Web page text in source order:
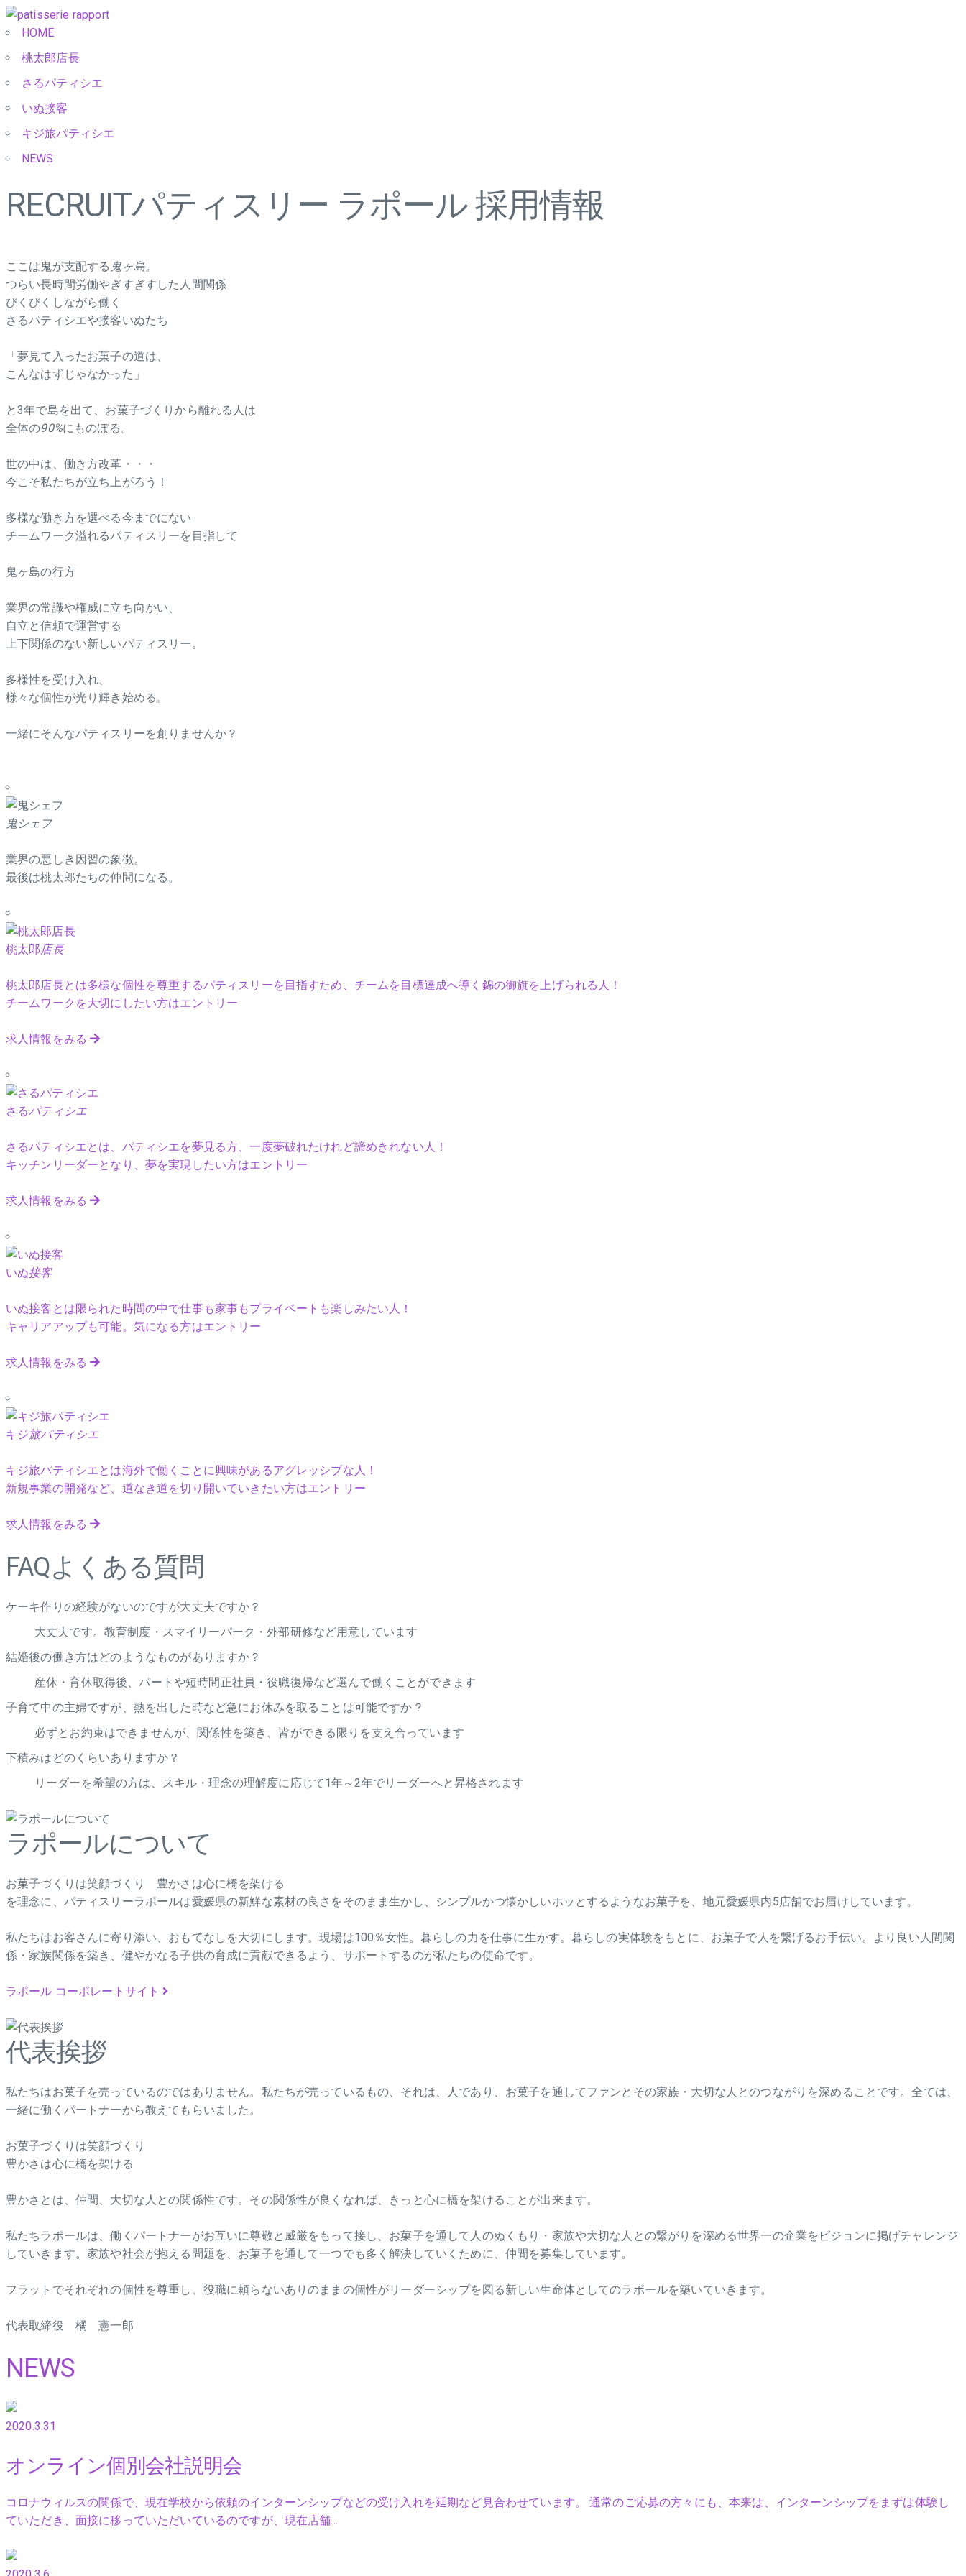
HOME
桃太郎店長
さるパティシエ
いぬ接客
キジ旅パティシエ
NEWS
RECRUITパティスリー ラポール 採用情報
ここは鬼が支配する 鬼ヶ島。
つらい長時間労働やぎすぎすした人間関係
びくびくしながら働く
さるパティシエや接客いぬたち
「夢見て入ったお菓子の道は、
こんなはずじゃなかった」
と3年で島を出て、お菓子づくりから離れる人は
全体の90%にものぼる。
世の中は、働き方改革・・・
今こそ私たちが立ち上がろう！
多様な働き方を選べる今までにない
チームワーク溢れるパティスリーを目指して
鬼ヶ島の行方
業界の常識や権威に立ち向かい、
自立と信頼で運営する
上下関係のない新しいパティスリー。
多様性を受け入れ、
様々な個性が光り輝き始める。
一緒にそんなパティスリーを創りませんか？
鬼シェフ
業界の悪しき因習の象徴。
最後は桃太郎たちの仲間になる。
桃太郎店長
桃太郎店長とは多様な個性を尊重するパティスリーを目指すため、チームを目標達成へ導く錦の御旗を上げられる人！
チームワークを大切にしたい方はエントリー
求人情報をみる
さるパティシエ
さるパティシエとは、パティシエを夢見る方、一度夢破れたけれど諦めきれない人！
キッチンリーダーとなり、夢を実現したい方はエントリー
求人情報をみる
いぬ接客
いぬ接客とは限られた時間の中で仕事も家事もプライベートも楽しみたい人！
キャリアアップも可能。気になる方はエントリー
求人情報をみる
キジ旅パティシエ
キジ旅パティシエとは海外で働くことに興味があるアグレッシブな人！
新規事業の開発など、道なき道を切り開いていきたい方はエントリー
求人情報をみる
FAQよくある質問
ケーキ作りの経験がないのですが大丈夫ですか？
大丈夫です。教育制度・スマイリーパーク・外部研修など用意しています
結婚後の働き方はどのようなものがありますか？
産休・育休取得後、パートや短時間正社員・役職復帰など選んで働くことができます
子育て中の主婦ですが、熱を出した時など急にお休みを取ることは可能ですか？
必ずとお約束はできませんが、関係性を築き、皆ができる限りを支え合っています
下積みはどのくらいありますか？
リーダーを希望の方は、スキル・理念の理解度に応じて1年～2年でリーダーへと昇格されます
ラポールについて
お菓子づくりは笑顔づくり 豊かさは心に橋を架ける
を理念に、パティスリーラポールは愛媛県の新鮮な素材の良さをそのまま生かし、シンプルかつ懐かしいホッとするようなお菓子を、地元愛媛県内5店舗でお届けしています。
私たちはお客さんに寄り添い、おもてなしを大切にします。現場は100％女性。暮らしの力を仕事に生かす。暮らしの実体験をもとに、お菓子で人を繋げるお手伝い。より良い人間関
係・家族関係を築き、健やかなる子供の育成に貢献できるよう、サポートするのが私たちの使命です。
ラポール コーポレートサイト
代表挨拶
私たちはお菓子を売っているのではありません。私たちが売っているもの、それは、人であり、お菓子を通してファンとその家族・大切な人とのつながりを深めることです。全ては、
一緒に働くパートナーから教えてもらいました。
お菓子づくりは笑顔づくり
豊かさは心に橋を架ける
豊かさとは、仲間、大切な人との関係性です。その関係性が良くなれば、きっと心に橋を架けることが出来ます。
私たちラポールは、働くパートナーがお互いに尊敬と威厳をもって接し、お菓子を通して人のぬくもり・家族や大切な人との繋がりを深める世界一の企業をビジョンに掲げチャレンジ
していきます。家族や社会が抱える問題を、お菓子を通して一つでも多く解決していくために、仲間を募集しています。
フラットでそれぞれの個性を尊重し、役職に頼らないありのままの個性がリーダーシップを図る新しい生命体としてのラポールを築いていきます。
代表取締役 橘 憲一郎
NEWS
2020.3.31
オンライン個別会社説明会
コロナウィルスの関係で、現在学校から依頼のインターンシップなどの受け入れを延期など見合わせています。 通常のご応募の方々にも、本来は、インターンシップをまずは体験し
ていただき、面接に移っていただいているのですが、現在店舗…